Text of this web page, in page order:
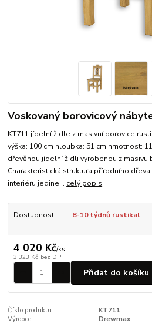
Voskovaný borovicový
KT711 jídelní židle z masivní borovice
výška: 100 cm hloubka: 51 cm hmotnost:
dřevěnou jídelní židli vyrobenou z masivu
Charakteristická struktura přírodního
interiéru jedine... celý popis
Dostupnost 8-10 týdnů rustikal
4 020 Kč/ks
3 323 Kč bez DPH
Přidat do košíku
Číslo produktu:
KT711
Výrobce:
Drewmax